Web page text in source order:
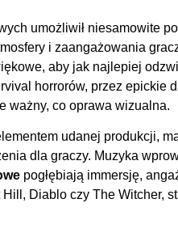
umożliwił niesamowite
i zaangażowania
aby jak najlepiej
horrorów, przez epickie
ważny, co oprawa wizualna.
udanej produkcji,
dla graczy. Muzyka
pogłębiają immersję,
Diablo czy The Witcher,